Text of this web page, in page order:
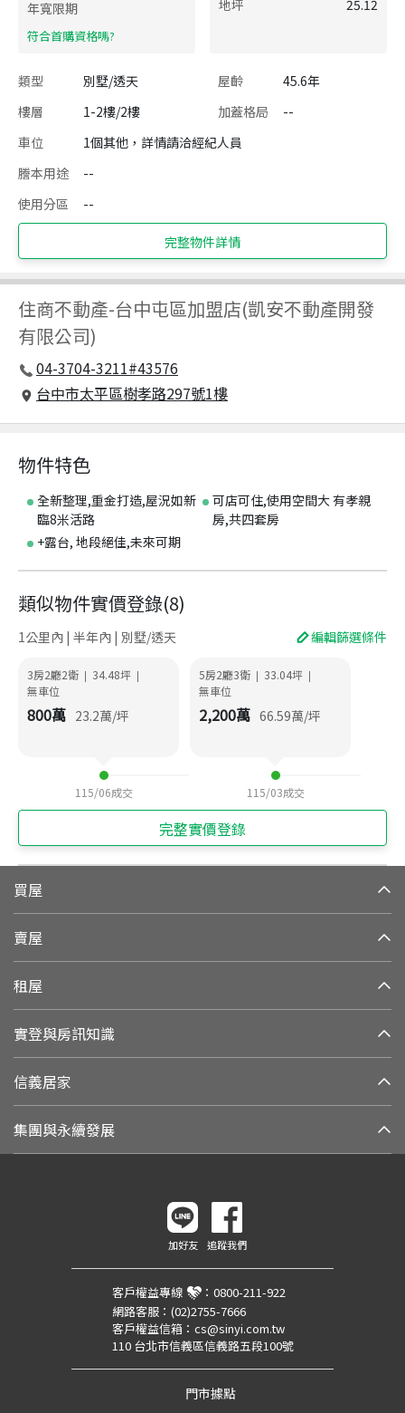
年寬限期
​符合首購資格嗎?
地坪
25.12
類型 別墅/透天 屋齡
45.6年
樓層
1-2樓/2樓 加蓋格局
--
車位
1個其他，詳情請洽經紀人員
謄本用途
--
使用分區
--
完整物件詳情
住商不動產-台中屯區加盟店(凱安不動產開發
有限公司)
04-3704-3211#43576
台中市太平區樹孝路297號1樓
物件特色
全新整理,重金打造,屋況如新
臨8米活路
可店可住,使用空間大 有孝親
房,共四套房
+露台, 地段絕佳,未來可期
類似物件實價登錄(8)
1公里內 | 半年內 | 別墅/透天 編輯篩選條件
3房2廳2衛 | 34.48坪 |
無車位
800萬 23.2萬/坪
115/06成交
5房2廳3衛 | 33.04坪 |
無車位
2,200萬 66.59萬/坪
115/03成交
完整實價登錄
買屋
賣屋
租屋
實登與房訊知識
信義居家
集團與永續發展
加好友 追蹤我們
客戶權益專線 ： 0800-211-922
網路客服： (02)2755-7666
客戶權益信箱： cs@sinyi.com.tw
110 台北市信義區信義路五段100號
門市據點